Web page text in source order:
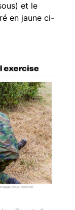
et le
en jaune ci-